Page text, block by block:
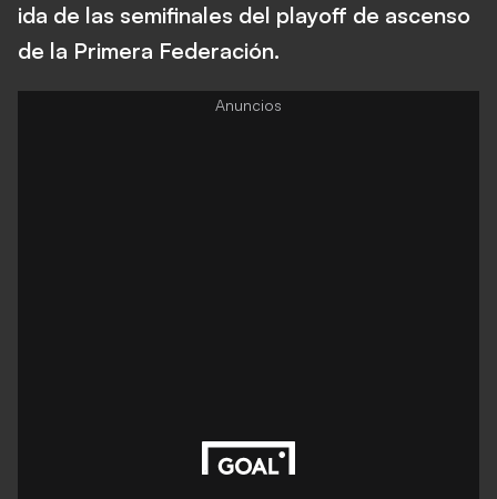
ida de las semifinales del playoff de ascenso
de la Primera Federación.